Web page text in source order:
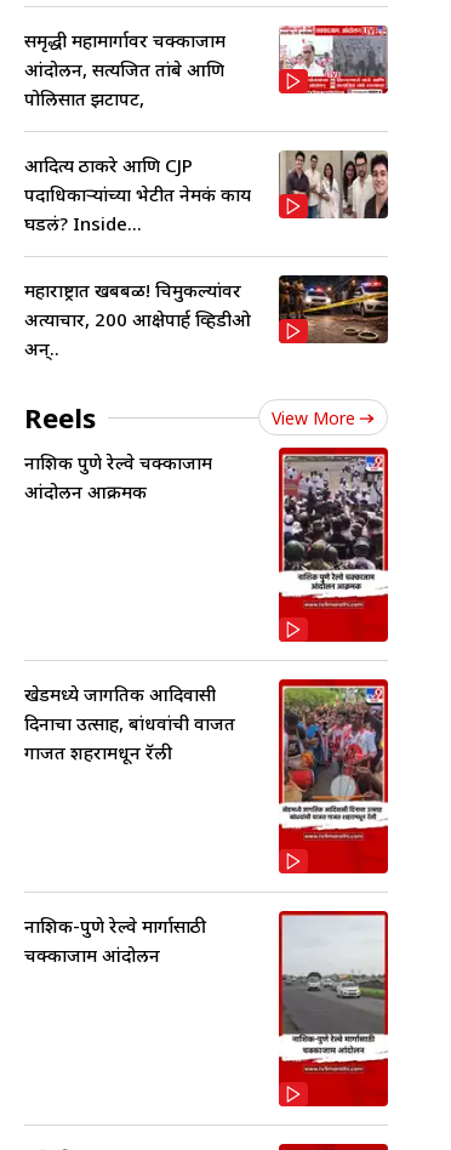
समृद्धी महामार्गावर चक्काजाम
आंदोलन, सत्यजित तांबे आणि
पोलिसात झटापट,
आदित्य ठाकरे आणि CJP
पदाधिकाऱ्यांच्या भेटीत नेमकं काय
घडलं? Inside...
महाराष्ट्रात खबबळ! चिमुकल्यांवर
अत्याचार, 200 आक्षेपार्ह व्हिडीओ
अन्..
Reels View More
नाशिक पुणे रेल्वे चक्काजाम
आंदोलन आक्रमक
खेडमध्ये जागतिक आदिवासी
दिनाचा उत्साह, बांधवांची वाजत
गाजत शहरामधून रॅली
नाशिक-पुणे रेल्वे मार्गासाठी
चक्काजाम आंदोलन